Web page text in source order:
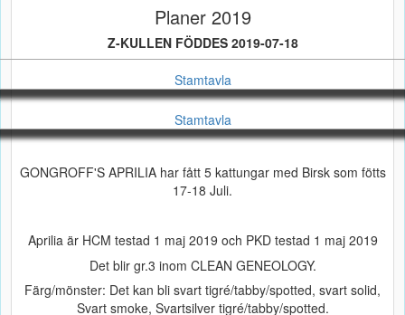
Planer 2019
Z-KULLEN FÖDDES 2019-07-18
Stamtavla
Stamtavla
GONGROFF'S APRILIA har fått 5 kattungar med Birsk som fötts
17-18 Juli.
Aprilia är HCM testad 1 maj 2019 och PKD testad 1 maj 2019
Det blir gr.3 inom CLEAN GENEOLOGY.
Färg/mönster: Det kan bli svart tigré/tabby/spotted, svart solid,
Svart smoke, Svartsilver tigré/tabby/spotted.